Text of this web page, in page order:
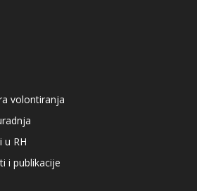
volontiranja
u RH
i publikacije